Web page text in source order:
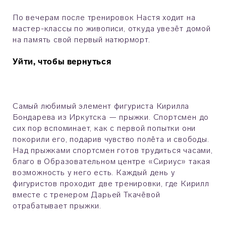
По вечерам после тренировок Настя ходит на
мастер-классы по живописи, откуда увезёт домой
на память свой первый натюрморт.
Уйти, чтобы вернуться
Самый любимый элемент фигуриста Кирилла
Бондарева из Иркутска — прыжки. Спортсмен до
сих пор вспоминает, как с первой попытки они
покорили его, подарив чувство полёта и свободы.
Над прыжками спортсмен готов трудиться часами,
благо в Образовательном центре «Сириус» такая
возможность у него есть. Каждый день у
фигуристов проходит две тренировки, где Кирилл
вместе с тренером Дарьей Ткачёвой
отрабатывает прыжки.